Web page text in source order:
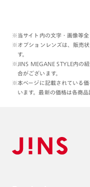
※当サイト内の文字・画像等全
※オプションレンズは、販売
す。
※JINS MEGANE STYLE内の
合がございます。
※本ページに記載されている
います。最新の価格は各商